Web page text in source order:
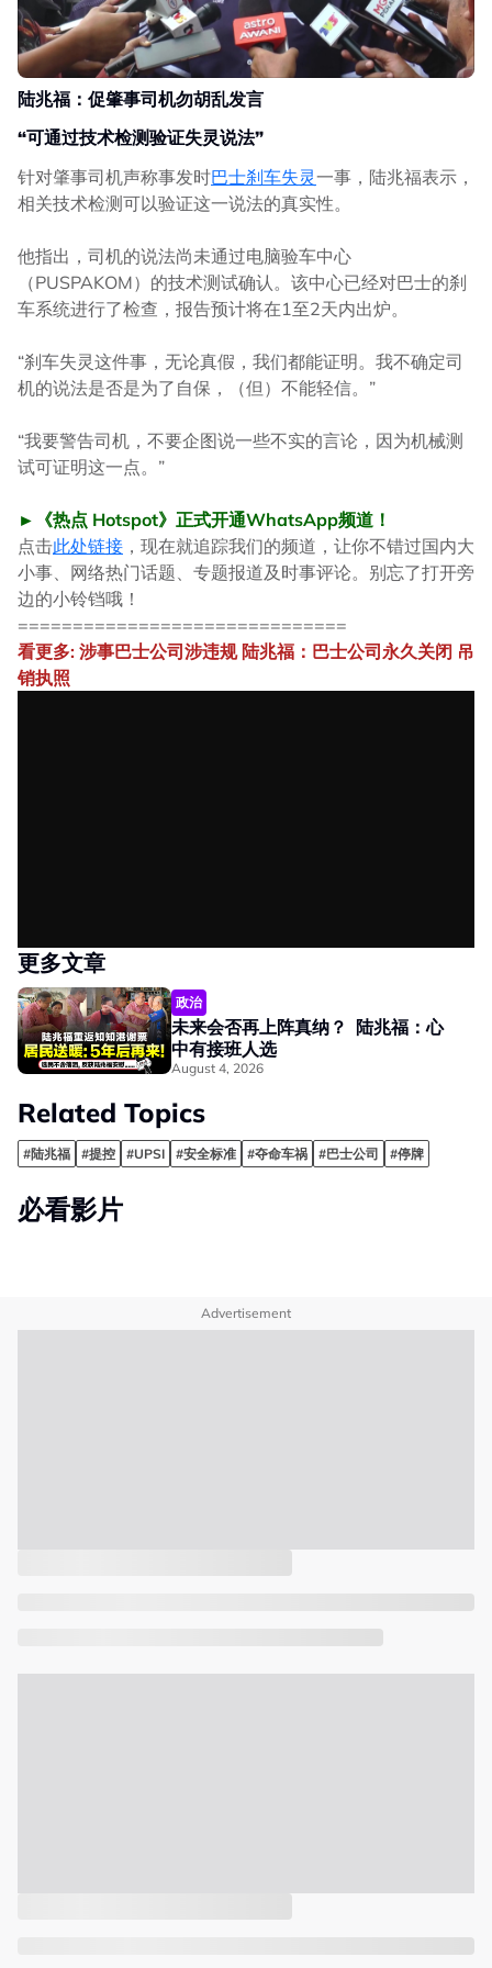
陆兆福：促肇事司机勿胡乱发言
“可通过技术检测验证失灵说法”
针对肇事司机声称事发时巴士刹车失灵一事，陆兆福表示，
相关技术检测可以验证这一说法的真实性。
他指出，司机的说法尚未通过电脑验车中心
（PUSPAKOM）的技术测试确认。该中心已经对巴士的刹
车系统进行了检查，报告预计将在1至2天内出炉。
“刹车失灵这件事，无论真假，我们都能证明。 我不确定司
机的说法是否是为了自保，（但）不能轻信。 ”
“我要警告司机，不要企图说一些不实的言论，因为机械测
试可证明这一点。”
►《热点 Hotspot》正式开通WhatsApp频道！
点击此处链接 ，现在就追踪我们的频道，让你不错过国内大
小事、网络热门话题、专题报道及时事评论。别忘了打开旁
边的小铃铛哦！
==============================
看更多: 涉事巴士公司涉违规 陆兆福：巴士公司永久关闭 吊
销执照
更多文章
政治
未来会否再上阵真纳？ 陆兆福：心
中有接班人选
August 4, 2026
Related Topics
#陆兆福 #提控 #UPSI #安全标准 #夺命车祸 #巴士公司 #停牌
必看影片
Advertisement